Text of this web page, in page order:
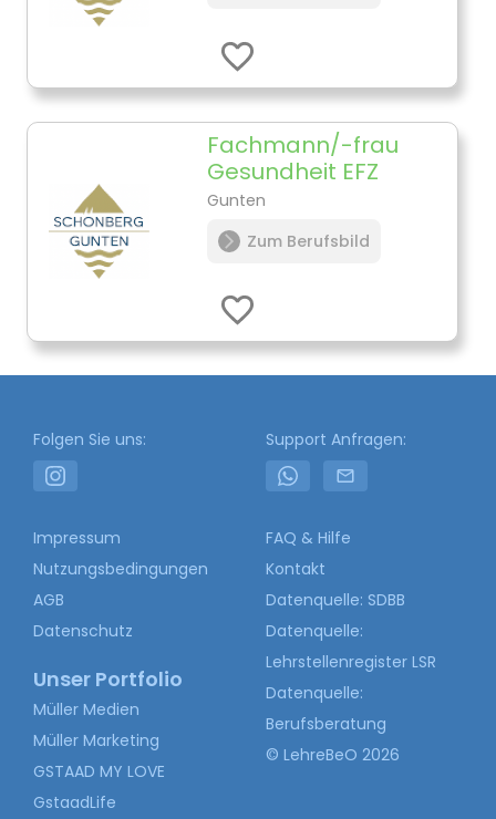
Fachmann/-frau
Gesundheit EFZ
Gunten
Zum Berufsbild
Folgen Sie uns: Support Anfragen:
Impressum
Nutzungsbedingungen
AGB
Datenschutz
Unser Portfolio
Müller Medien
Müller Marketing
GSTAAD MY LOVE
GstaadLife
FAQ & Hilfe
Kontakt
Datenquelle: SDBB
Datenquelle:
Lehrstellenregister LSR
Datenquelle:
Berufsberatung
© LehreBeO 2026